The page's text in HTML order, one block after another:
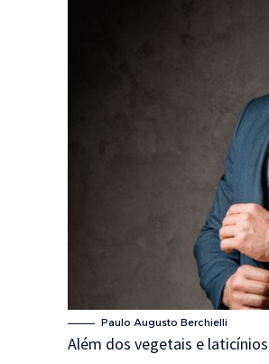
Paulo Augusto Berchielli
Além dos vegetais e